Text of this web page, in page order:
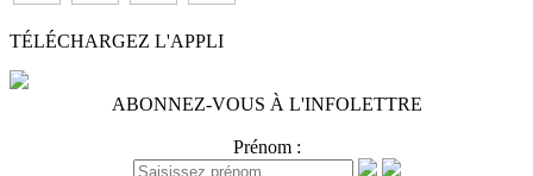
TÉLÉCHARGEZ L'APPLI
ABONNEZ-VOUS À L'INFOLETTRE
Prénom :